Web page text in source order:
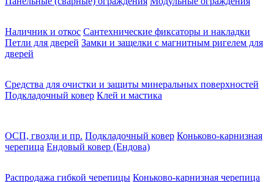
Наличник и откос Сантехнические фиксаторы и накладки
Петли для дверей Замки и защелки с магнитным ригелем для
дверей
Средства для очистки и защиты минеральных поверхностей
Подкладочный ковер Клей и мастика
ОСП, гвозди и пр. Подкладочный ковер Коньково-карнизная
черепица Ендовый ковер (Ендова)
Распродажа гибкой черепицы Коньково-карнизная черепица